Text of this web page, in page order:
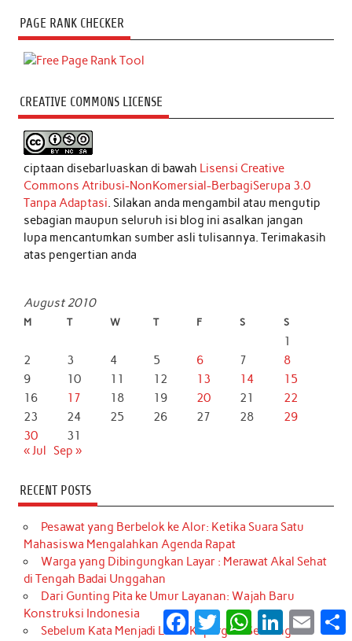
PAGE RANK CHECKER
CREATIVE COMMONS LICENSE
ciptaan disebarluaskan di bawah Lisensi Creative
Commons Atribusi-NonKomersial-BerbagiSerupa 3.0
Tanpa Adaptasi. Silakan anda mengambil atau mengutip
sebagian maupun seluruh isi blog ini asalkan jangan
lupa mencantumkan sumber asli tulisannya. Terimakasih
atas pengertian anda
August 2010
M T W T F S S
1
2
3 4 5 6 7
8
9
10 11 12 13 14
15
16
17 18 19 20 21
22
23
24 25 26 27 28
29
30
31
« Jul
Sep »
RECENT POSTS
Pesawat yang Berbelok ke Alor: Ketika Suara Satu
Mahasiswa Mengalahkan Agenda Rapat
Warga yang Dibingungkan Layar : Merawat Akal Sehat
di Tengah Badai Unggahan
Dari Gunting Pita ke Umur Layanan: Wajah Baru
Konstruksi Indonesia
Sebelum Kata Menjadi Luka: Kepergian Seorang
Facebook
Twitter WhatsApp
LinkedInEmail